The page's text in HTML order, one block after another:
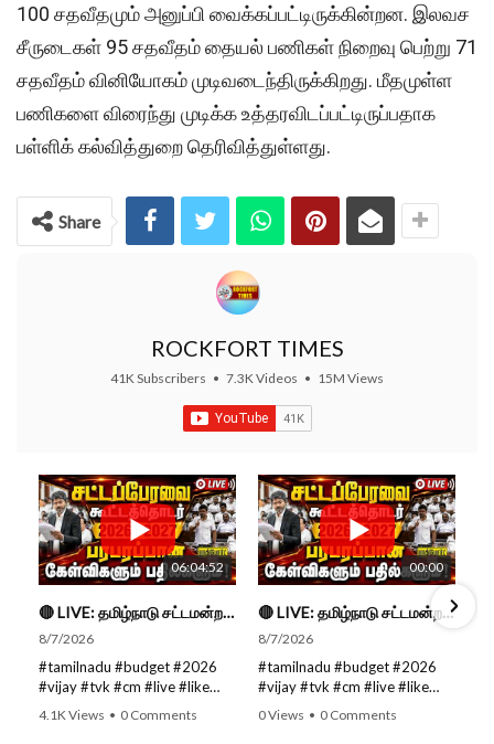
100 சதவீதமும் அனுப்பி வைக்கப்பட்டிருக்கின்றன. இலவச
சீருடைகள் 95 சதவீதம் தையல் பணிகள் நிறைவு பெற்று 71
சதவீதம் வினியோகம் முடிவடைந்திருக்கிறது. மீதமுள்ள
பணிகளை விரைந்து முடிக்க உத்தரவிடப்பட்டிருப்பதாக
பள்ளிக் கல்வித்துறை தெரிவித்துள்ளது.
Share
ROCKFORT TIMES
41K Subscribers • 7.3K Videos • 15M Views
06:04:52
🔴 LIVE: தமிழ்நாடு சட்டமன்றப் பேரவை கூட்டத்தொடர் - நிதிநிலை அறிக்கை மீது விவாதம் #live #budget #video
8/7/2026
#tamilnadu #budget #2026
#vijay #tvk #cm #live #like
#viral #nowtrending #video
4.1K Views • 0 Comments
00:00
🔴 LIVE: தமிழ்நாடு சட்டமன்றப் பேரவை கூட்டத்தொடர் - நிதிநிலை அறிக்கை மீது விவாதம் #live #budget #video
8/7/2026
#tamilnadu #budget #2026
#vijay #tvk #cm #live #like
#viral #nowtrending #video
0 Views • 0 Comments